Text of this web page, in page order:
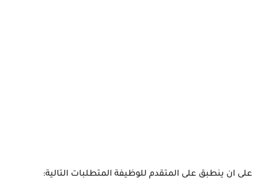
على ان ينطبق على المتقدم للوظيفة المتطلبات التالية: